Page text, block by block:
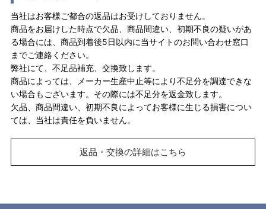
当社はお客様ご都合の返品はお受けしておりません。
商品をお届けした時点で欠品、商品間違い、初期不良の疑いがあ
る場合には、商品到着後5日以内に当サイトのお問い合わせ窓口
までご連絡ください。
弊社にて、不足品補充、交換致します。
商品によっては、メーカー生産中止等により不足分を調達できな
い場合もございます。その際には不足分を返金致します。
欠品、商品間違い、初期不良によってお客様に生じる損害につい
ては、当社は責任を負いません。
返品・交換の詳細はこちら